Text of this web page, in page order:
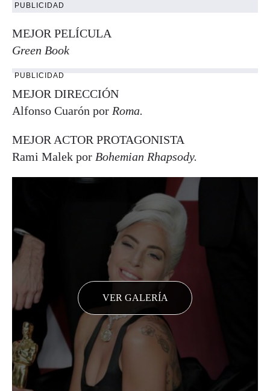
PUBLICIDAD
MEJOR PELÍCULA
Green Book
PUBLICIDAD
MEJOR DIRECCIÓN
Alfonso Cuarón por Roma.
MEJOR ACTOR PROTAGONISTA
Rami Malek por Bohemian Rhapsody.
VER GALERÍA